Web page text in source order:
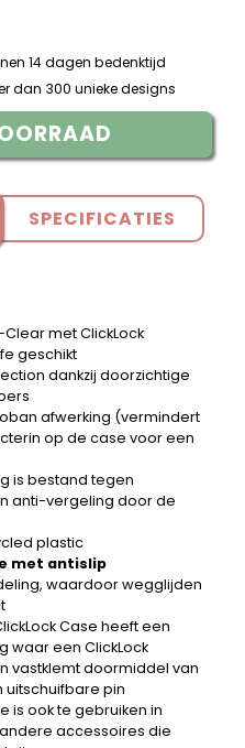
14 dagen bedenktijd
dan 300 unieke designs
SPECIFICATIES
met ClickLock
geschikt
dankzij doorzichtige
afwerking (vermindert
op de case voor een
is bestand tegen
anti-vergeling door de
plastic
met antislip
waardoor wegglijden
Case heeft een
waar een ClickLock
vastklemt doormiddel van
uitschuifbare pin
is ook te gebruiken in
accessoires die